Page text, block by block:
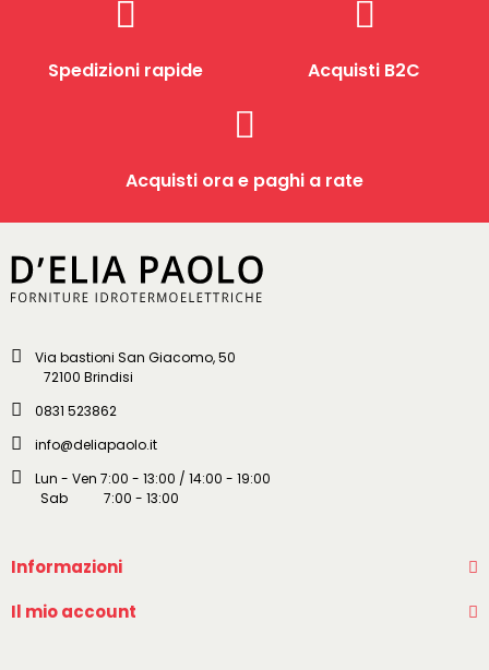
Spedizioni rapide Acquisti B2C
Acquisti ora e paghi a rate
Via bastioni San Giacomo, 50
72100 Brindisi
0831 523862
info@deliapaolo.it
Lun - Ven 7:00 - 13:00 / 14:00 - 19:00
Sab 7:00 - 13:00
Informazioni
Il mio account